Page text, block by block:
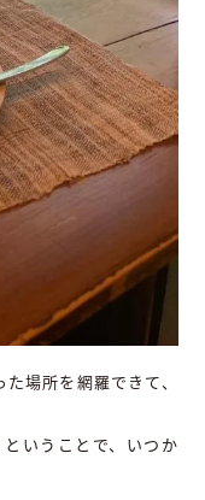
場所を網羅できて、
いうことで、いつか